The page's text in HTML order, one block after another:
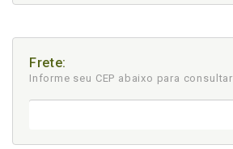
Frete:
Informe seu CEP abaixo para consultar